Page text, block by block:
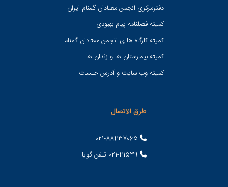
دفترمرکزی انجمن معتادان گمنام ایران
کمیته فصلنامه پیام بهبودی
کمیته کارگاه ها ی انجمن معتادان گمنام
کمیته بیمارستان ها و زندان ها
کمیته وب سایت و آدرس جلسات
طرق الاتصال